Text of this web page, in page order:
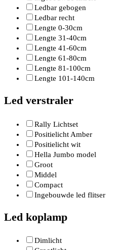
Ledbar gebogen
Ledbar recht
Lengte 0-30cm
Lengte 31-40cm
Lengte 41-60cm
Lengte 61-80cm
Lengte 81-100cm
Lengte 101-140cm
Led verstraler
Rally Lichtset
Positielicht Amber
Positielicht wit
Hella Jumbo model
Groot
Middel
Compact
Ingebouwde led flitser
Led koplamp
Dimlicht